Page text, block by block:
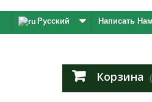
Написать
Русский
Корзина